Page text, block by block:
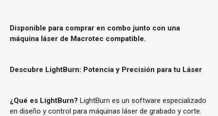
Disponible para comprar en combo junto con una
máquina láser de Macrotec compatible.
Descubre LightBurn: Potencia y Precisión para tu Láser
¿Qué es LightBurn? LightBurn es un software especializado
en diseño y control para máquinas láser de grabado y corte.